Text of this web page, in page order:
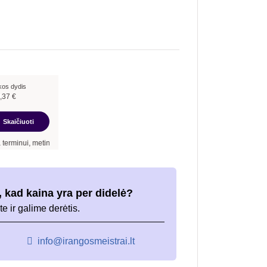
dydis
€
Skaičiuoti
palūkanų norma –
kad kaina yra per didelė?
ir galime derėtis.
info@irangosmeistrai.lt